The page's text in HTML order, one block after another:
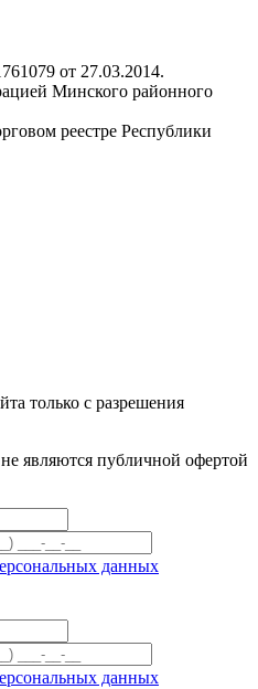
от 27.03.2014.
Минского районного
реестре Республики
только с разрешения
являются публичной офертой
данных
данных